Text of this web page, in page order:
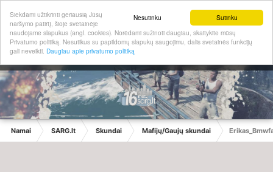
Sutinku
Nesutinku
Siekdami užtikrinti geriausią Jūsų
naršymo patirtį, šioje svetainėje
naudojame slapukus (angl. cookies). Norėdami sužinoti daugiau, skaitykite mūsų
Privatumo politiką. Nesutikus su papildomų slapukų saugojimu, dalis svetainės funkcijų
gali neveikti. Daugiau apie privatumo politiką
Namai SARG.lt Skundai Mafijų/Gaujų skundai